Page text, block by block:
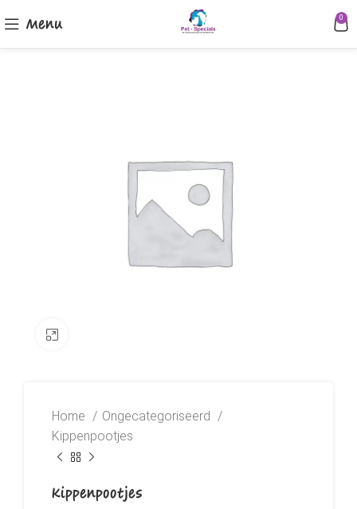
Menu 0
Home
Ongecategoriseerd
Kippenpootjes
Kippenpootjes